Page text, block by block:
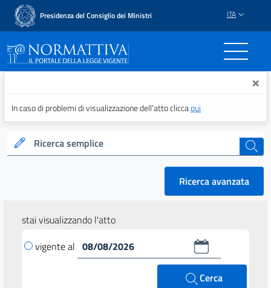
Presidenza del Consiglio dei Ministri ITA
Normattiva - Il portale ×
In caso di problemi di visualizzazione dell’atto cliccaqui
Ricerca semplice cerca
Ricerca avanzata
stai visualizzando l'atto
vigente al
Cerca